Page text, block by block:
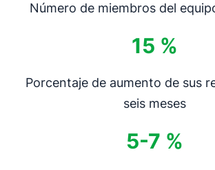
Número de miembros del
15 %
Porcentaje de aumento de sus
seis meses
5-7 %